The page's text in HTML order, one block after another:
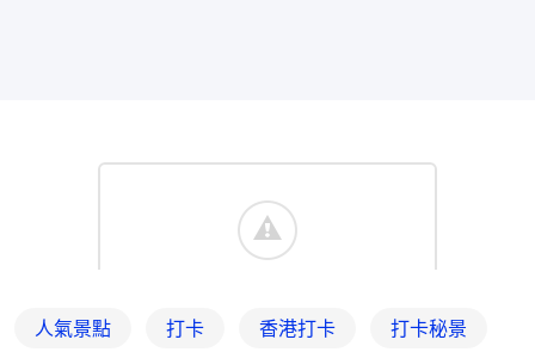
人氣景點 打卡 香港打卡 打卡秘景